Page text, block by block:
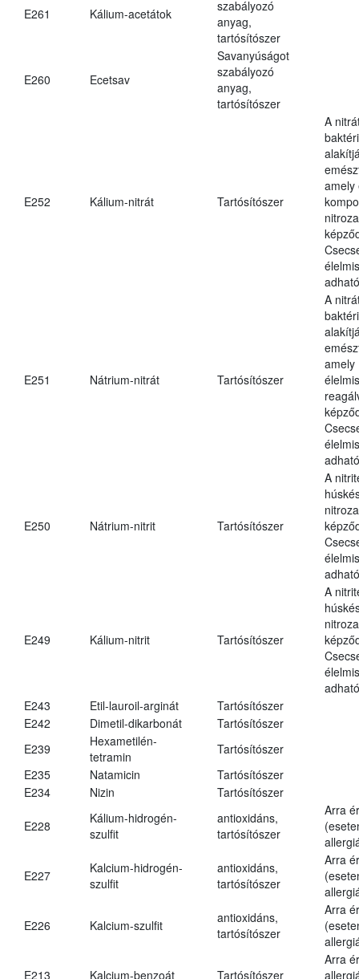
E261 Kálium-acetátok
szabályozó
anyag,
tartósítószer
E260 Ecetsav
Savanyúságot
szabályozó
anyag,
tartósítószer
E252 Kálium-nitrát Tartósítószer
A
amely
E251 Nátrium-nitrát Tartósítószer
A
amely
E250 Nátrium-nitrit Tartósítószer
A
E249 Kálium-nitrit Tartósítószer
A
E243
Etil-lauroil-arginát
Tartósítószer
E242
Dimetil-dikarbonát
Tartósítószer
E239
Hexametilén-
tetramin
Tartósítószer
E235
Natamicin
Tartósítószer
E234
Nizin Tartósítószer
E228
Kálium-hidrogén-
szulfit
antioxidáns,
tartósítószer
Arra
E227
Kalcium-hidrogén-
szulfit
antioxidáns,
tartósítószer
Arra
E226 Kalcium-szulfit
antioxidáns,
tartósítószer
Arra
E213 Kalcium-benzoát Tartósítószer
Arra